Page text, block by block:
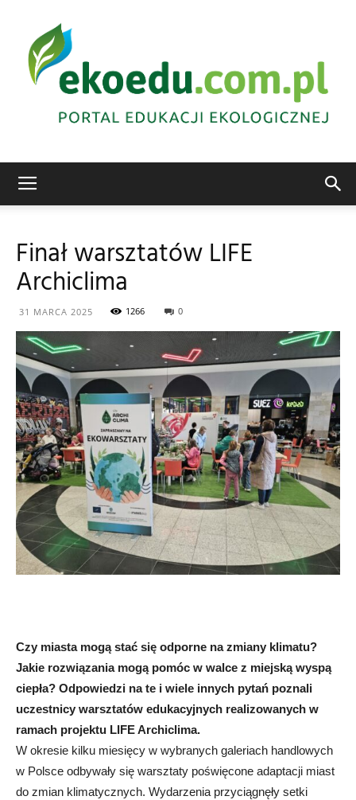
Finał warsztatów LIFE
Archiclima
31 MARCA 2025 1266 0
Czy miasta mogą stać się odporne na zmiany klimatu?
Jakie rozwiązania mogą pomóc w walce z miejską wyspą
ciepła? Odpowiedzi na te i wiele innych pytań poznali
uczestnicy warsztatów edukacyjnych realizowanych w
ramach projektu LIFE Archiclima.
W okresie kilku miesięcy w wybranych galeriach handlowych
w Polsce odbywały się warsztaty poświęcone adaptacji miast
do zmian klimatycznych. Wydarzenia przyciągnęły setki